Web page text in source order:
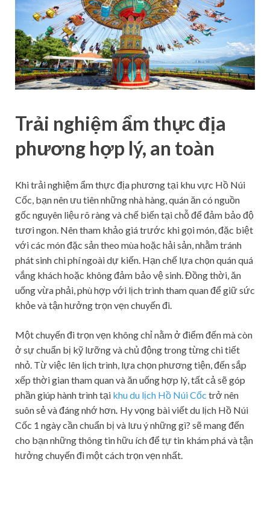
Trải nghiệm ẩm thực địa
phương hợp lý, an toàn
Khi trải nghiệm ẩm thực địa phương tại khu vực Hồ Núi
Cốc, bạn nên ưu tiên những nhà hàng, quán ăn có nguồn
gốc nguyên liệu rõ ràng và chế biến tại chỗ để đảm bảo độ
tươi ngon. Nên tham khảo giá trước khi gọi món, đặc biệt
với các món đặc sản theo mùa hoặc hải sản, nhằm tránh
phát sinh chi phí ngoài dự kiến. Hạn chế lựa chọn quán quá
vắng khách hoặc không đảm bảo vệ sinh. Đồng thời, ăn
uống vừa phải, phù hợp với lịch trình tham quan để giữ sức
khỏe và tận hưởng trọn vẹn chuyến đi.
Một chuyến đi trọn vẹn không chỉ nằm ở điểm đến mà còn
ở sự chuẩn bị kỹ lưỡng và chủ động trong từng chi tiết
nhỏ. Từ việc lên lịch trình, lựa chọn phương tiện, đến sắp
xếp thời gian tham quan và ăn uống hợp lý, tất cả sẽ góp
phần giúp hành trình tại khu du lịch Hồ Núi Cốc trở nên
suôn sẻ và đáng nhớ hơn. Hy vọng bài viếtdu lịch Hồ Núi
Cốc 1 ngày cần chuẩn bị và lưu ý những gì? sẽ mang đến
cho bạn những thông tin hữu ích để tự tin khám phá và tận
hưởng chuyến đi một cách trọn vẹn nhất.